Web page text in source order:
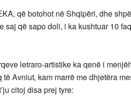
që botohot në Shqipëri, dhe
saj që sapo doli, i ka kushtuar 10
letraro-artistike ka qenë i
Avniut, kam marrë me dhjetëra
citoj disa prej tyre: